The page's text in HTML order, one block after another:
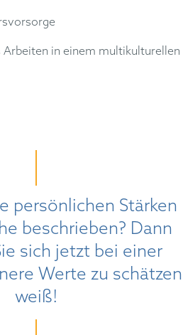
in einem multikulturellen
persönlichen Stärken
beschrieben? Dann
sich jetzt bei einer
Werte zu schätzen
weiß!